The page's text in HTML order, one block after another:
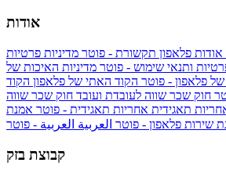
אודות
אודות פלאפון תקשורת - פוטר מדיניות פרטיות
ותנאי שימוש - פוטר מדיניות האיכות של
של פלאפון - פוטר הקוד האתי של פלאפון הקוד
חוק שכר שווה לעובדת ועובד חוק שכר שווה
תאגידית אחריות תאגידית - פוטר אמנת
שירות פלאפון - פוטר العربية العربية - פוטר
קבוצת בזק